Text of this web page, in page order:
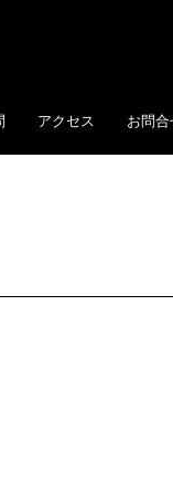
アクセス お問合